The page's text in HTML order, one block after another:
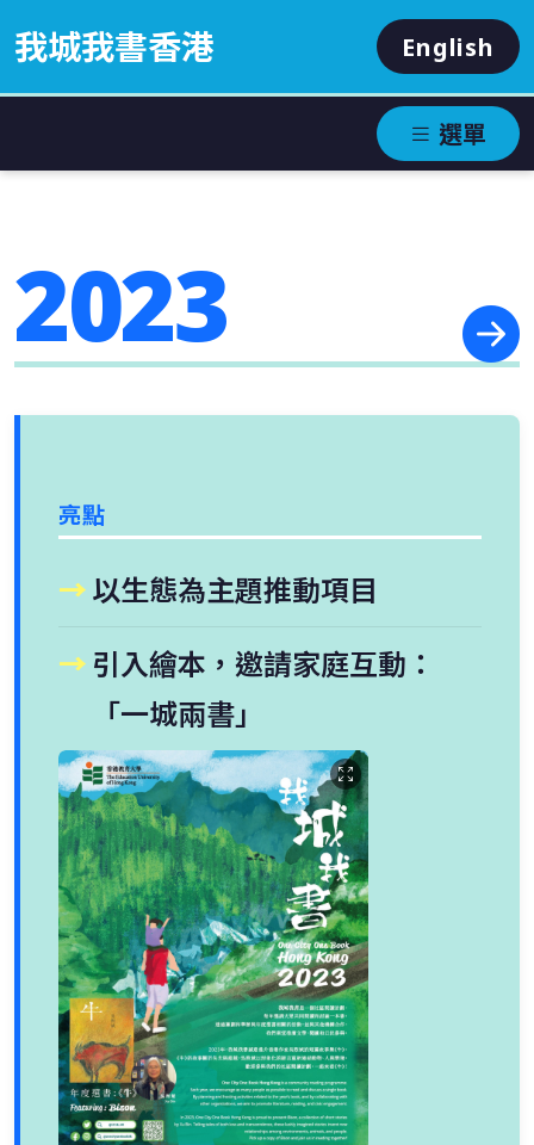
我城我書香港 English
選單
2023
亮點
以生態為主題推動項目
引入繪本，邀請家庭互動：
「一城兩書」